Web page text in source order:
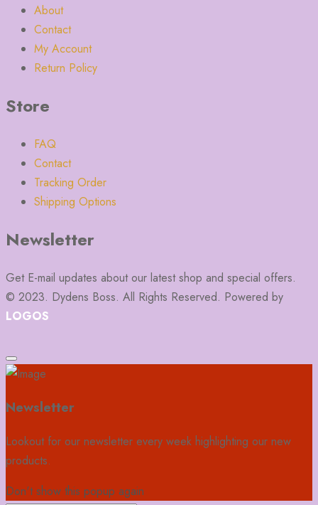
About
Contact
My Account
Return Policy
Store
FAQ
Contact
Tracking Order
Shipping Options
Newsletter
Get E-mail updates about our latest shop and special offers.
© 2023. Dydens Boss. All Rights Reserved. Powered by
LOGOS
Newsletter
Lookout for our newsletter every week highlighting our new
products.
Don't show this popup again